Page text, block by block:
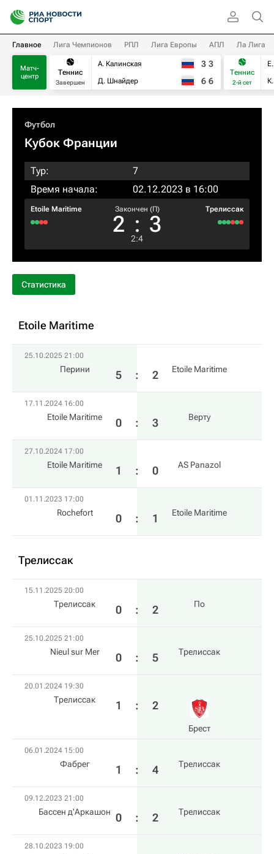
Главное Лига Чемпионов РПЛ Лига Европы АПЛ Ла Лига
Матч-
центр
Теннис
Завершен
А. Калинская
Д. Шнайдер
3 3
6 6
Теннис
2-й сет
Футбол
Кубок Франции
Тур:
7
Время начала:
02.12.2023 в 16:00
Etoile Maritime Закончен (П)
2 : 3
Трелиссак
2:4
Статистика
Etoile Maritime
25.10.2025 21:00
Перини 5 : 2 Etoile Maritime
17.11.2024 16:00
Etoile Maritime 0 : 3 Верту
27.10.2024 17:00
Etoile Maritime 1 : 0 AS Panazol
01.11.2023 17:00
Rochefort 0 : 1 Etoile Maritime
Трелиссак
15.11.2025 20:00
Трелиссак 0 : 2 По
25.10.2025 21:00
Nieul sur Mer 0 : 5 Трелиссак
20.01.2024 19:30
Трелиссак 1 : 2
Брест
06.01.2024 15:00
Фабрег 1 : 4 Трелиссак
09.12.2023 21:00
Бассен д'Аркашон 0 : 2 Трелиссак
28.10.2023 19:00